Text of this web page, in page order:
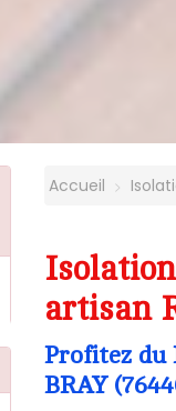
Accueil
Isolation
artisan
Profitez du
BRAY